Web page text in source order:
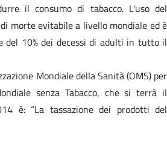
il consumo di tabacco. L'uso del
morte evitabile a livello mondiale ed è
del 10% dei decessi di adulti in tutto il
Mondiale della Sanità (OMS) per
senza Tabacco, che si terrà il
è: “La tassazione dei prodotti del